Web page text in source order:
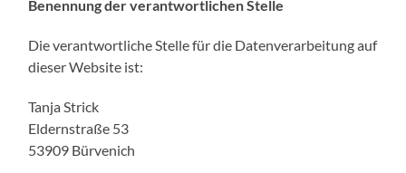
Benennung der verantwortlichen Stelle
Die verantwortliche Stelle für die Datenverarbeitung auf
dieser Website ist:
Tanja Strick
Eldernstraße 53
53909 Bürvenich